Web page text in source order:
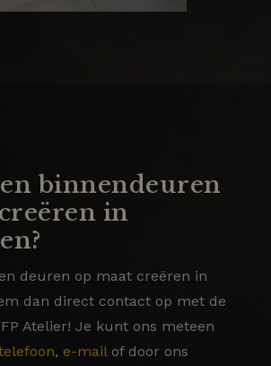
binnendeuren
in
deuren op maat creëren in
dan direct contact op met de
Atelier! Je kunt ons meteen
, e-mailof door ons